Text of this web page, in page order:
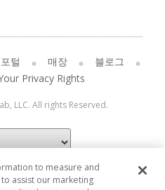
털 매장
블로그
Privacy Rights
LLC. All rights Reserved.
to measure and
assist our marketing